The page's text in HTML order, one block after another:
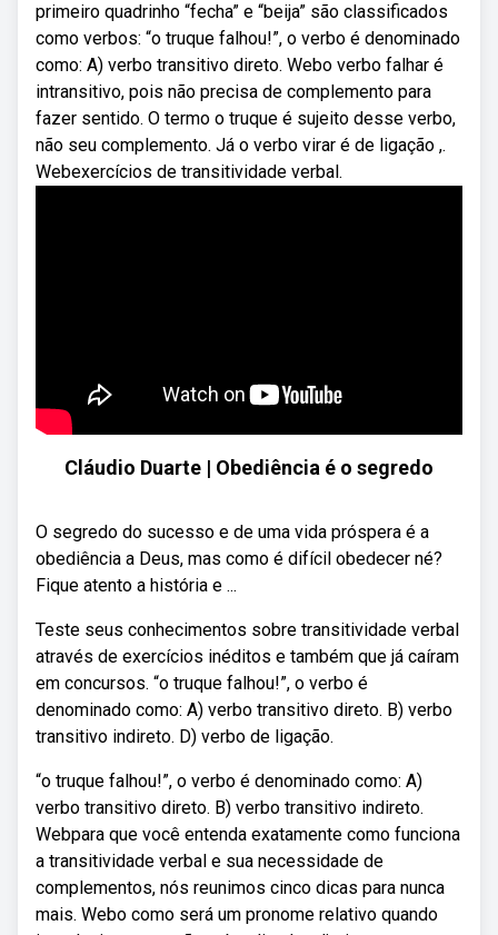
primeiro quadrinho “fecha” e “beija” são classificados
como verbos: “o truque falhou!”, o verbo é denominado
como: A) verbo transitivo direto. Webo verbo falhar é
intransitivo, pois não precisa de complemento para
fazer sentido. O termo o truque é sujeito desse verbo,
não seu complemento. Já o verbo virar é de ligação ,.
Webexercícios de transitividade verbal.
Cláudio Duarte | Obediência é o segredo
O segredo do sucesso e de uma vida próspera é a
obediência a Deus, mas como é difícil obedecer né?
Fique atento a história e ...
Teste seus conhecimentos sobre transitividade verbal
através de exercícios inéditos e também que já caíram
em concursos. “o truque falhou!”, o verbo é
denominado como: A) verbo transitivo direto. B) verbo
transitivo indireto. D) verbo de ligação.
“o truque falhou!”, o verbo é denominado como: A)
verbo transitivo direto. B) verbo transitivo indireto.
Webpara que você entenda exatamente como funciona
a transitividade verbal e sua necessidade de
complementos, nós reunimos cinco dicas para nunca
mais. Webo como será um pronome relativo quando